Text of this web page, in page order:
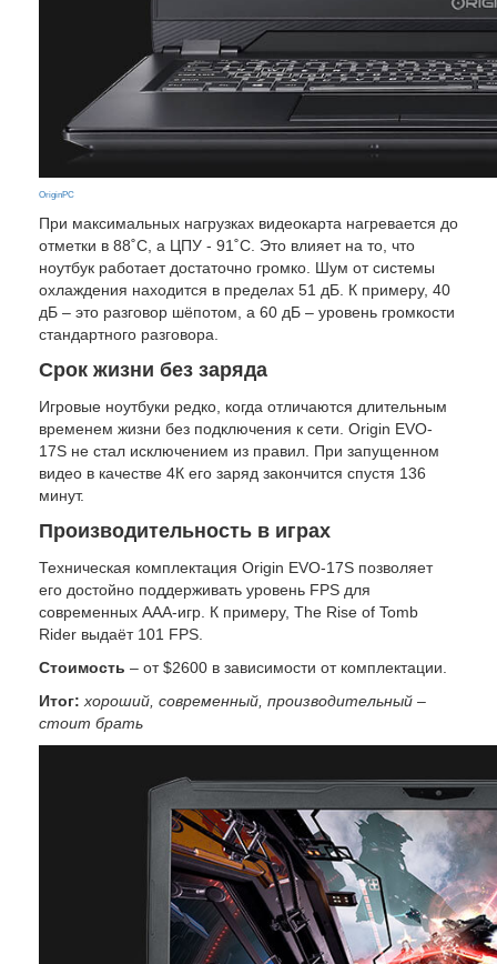
OriginPC
При максимальных нагрузках видеокарта нагревается до
отметки в 88˚С, а ЦПУ - 91˚С. Это влияет на то, что
ноутбук работает достаточно громко. Шум от системы
охлаждения находится в пределах 51 дБ. К примеру, 40
дБ – это разговор шёпотом, а 60 дБ – уровень громкости
стандартного разговора.
Срок жизни без заряда
Игровые ноутбуки редко, когда отличаются длительным
временем жизни без подключения к сети. Origin EVO-
17S не стал исключением из правил. При запущенном
видео в качестве 4К его заряд закончится спустя 136
минут.
Производительность в играх
Техническая комплектация Origin EVO-17S позволяет
его достойно поддерживать уровень FPS для
современных ААА-игр. К примеру, The Rise of Tomb
Rider выдаёт 101 FPS.
Стоимость – от $2600 в зависимости от комплектации.
Итог: хороший, современный, производительный –
стоит брать